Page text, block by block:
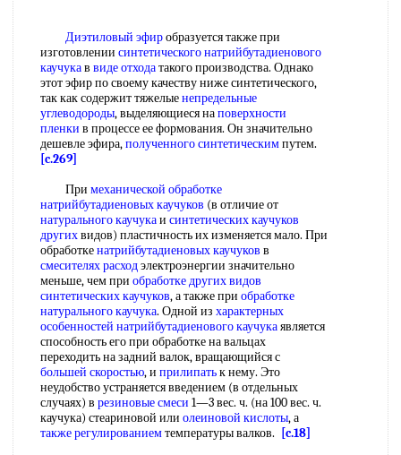
Диэтиловый эфиробразуется также при
изготовлении синтетического натрийбутадиенового
каучукав виде отходатакого производства. Однако
этот эфир по своему качеству ниже синтетического,
так как содержит тяжелыенепредельные
углеводороды, выделяющиеся наповерхности
пленки в процессе ее формования. Он значительно
дешевле эфира,полученного синтетическимпутем.
[c.269]
При механической обработке
натрийбутадиеновых каучуков (в отличие от
натурального каучукаи синтетических каучуков
другихвидов) пластичность их изменяется мало. При
обработкенатрийбутадиеновых каучуков в
смесителях расходэлектроэнергии значительно
меньше, чем при обработке других видов
синтетических каучуков, а также при обработке
натурального каучука. Одной из характерных
особенностей натрийбутадиенового каучукаявляется
способность его при обработке на вальцах
переходить на задний валок, вращающийся с
большей скоростью, и прилипатьк нему. Это
неудобство устраняется введением (в отдельных
случаях) в резиновые смеси 1—3 вес. ч. (на 100 вес. ч.
каучука) стеариновой или олеиновой кислоты, а
также регулированиемтемпературы валков.
[c.18]